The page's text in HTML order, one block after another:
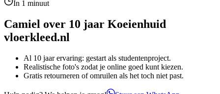
In 1 minuut
Camiel over 10 jaar Koeienhuid
vloerkleed.nl
Al 10 jaar ervaring: gestart als studentenproject.
Realistische foto's zodat je online goed kunt kiezen.
Gratis retourneren of omruilen als het toch niet past.